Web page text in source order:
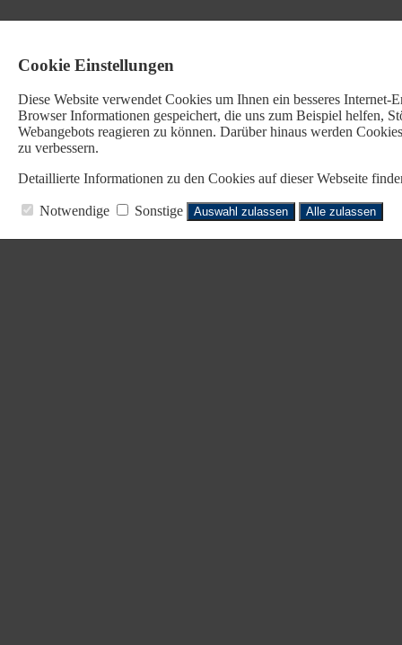
Cookie Einstellungen
Diese Website verwendet Cookies um Ihnen ein besseres
Browser Informationen gespeichert, die uns zum Beispiel helfen,
Webangebots reagieren zu können. Darüber hinaus werden
zu verbessern.
Detaillierte Informationen zu den Cookies auf dieser Webseite
Notwendige Sonstige Auswahl zulassen Alle zulassen